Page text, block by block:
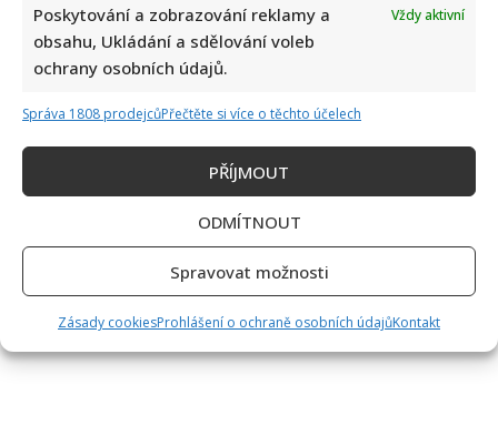
Poskytování a zobrazování reklamy a
obsahu, Ukládání a sdělování voleb
ochrany osobních údajů.
Vždy aktivní
Správa 1808 prodejcůPřečtěte si více o těchto účelech
PŘÍJMOUT
ODMÍTNOUT
Spravovat možnosti
Zásady cookiesProhlášení o ochraně osobních údajůKontakt